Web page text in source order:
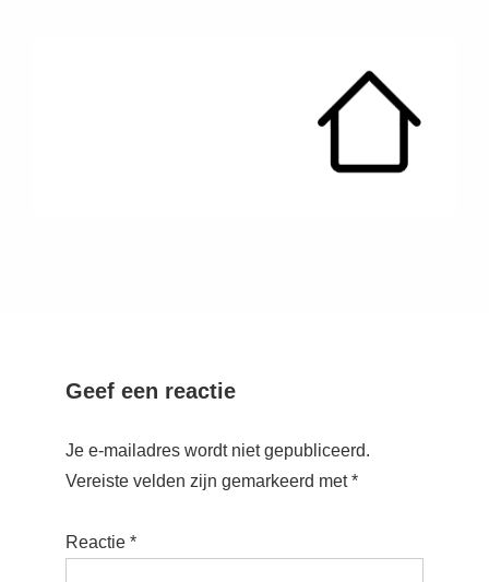
Geef een reactie
Je e-mailadres wordt niet gepubliceerd.
Vereiste velden zijn gemarkeerd met*
Reactie *